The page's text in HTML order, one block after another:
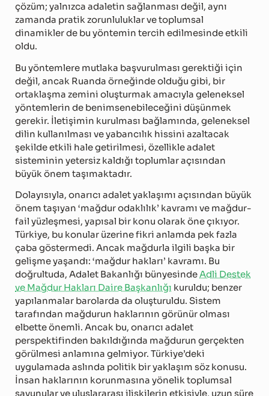
çözüm; yalnızca adaletin sağlanması değil, aynı
zamanda pratik zorunluluklar ve toplumsal
dinamikler de bu yöntemin tercih edilmesinde etkili
oldu.
Bu yöntemlere mutlaka başvurulması gerektiği için
değil, ancak Ruanda örneğinde olduğu gibi, bir
ortaklaşma zemini oluşturmak amacıyla geleneksel
yöntemlerin de benimsenebileceğini düşünmek
gerekir. İletişimin kurulması bağlamında, geleneksel
dilin kullanılması ve yabancılık hissini azaltacak
şekilde etkili hale getirilmesi, özellikle adalet
sisteminin yetersiz kaldığı toplumlar açısından
büyük önem taşımaktadır.
Dolayısıyla, onarıcı adalet yaklaşımı açısından büyük
önem taşıyan ‘mağdur odaklılık’ kavramı ve mağdur-
fail yüzleşmesi, yapısal bir konu olarak öne çıkıyor.
Türkiye, bu konular üzerine fikri anlamda pek fazla
çaba göstermedi. Ancak mağdurla ilgili başka bir
gelişme yaşandı: ‘mağdur hakları’ kavramı. Bu
doğrultuda, Adalet Bakanlığı bünyesindeAdli Destek
ve Mağdur Hakları Daire Başkanlığı kuruldu; benzer
yapılanmalar barolarda da oluşturuldu. Sistem
tarafından mağdurun haklarının görünür olması
elbette önemli. Ancak bu, onarıcı adalet
perspektifinden bakıldığında mağdurun gerçekten
görülmesi anlamına gelmiyor. Türkiye’deki
uygulamada aslında politik bir yaklaşım söz konusu.
İnsan haklarının korunmasına yönelik toplumsal
savunular ve uluslararası ilişkilerin etkisiyle, uzun süre